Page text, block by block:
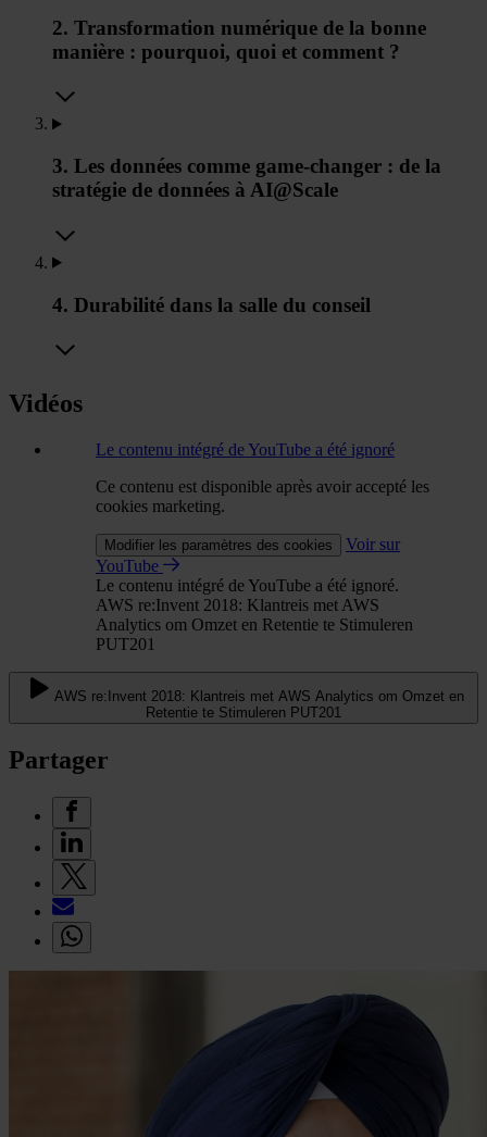
2. Transformation numérique de la bonne
manière : pourquoi, quoi et comment ?
3. Les données comme game-changer : de la
stratégie de données à AI@Scale
4. Durabilité dans la salle du conseil
Vidéos
Le contenu intégré de YouTube a été ignoré
Ce contenu est disponible après avoir accepté les
cookies marketing.
Modifier les paramètres des cookies
Voir sur
YouTube
Le contenu intégré de YouTube a été ignoré.
AWS re:Invent 2018: Klantreis met AWS
Analytics om Omzet en Retentie te Stimuleren
PUT201
AWS re:Invent 2018: Klantreis met AWS Analytics om Omzet en
Retentie te Stimuleren PUT201
Partager